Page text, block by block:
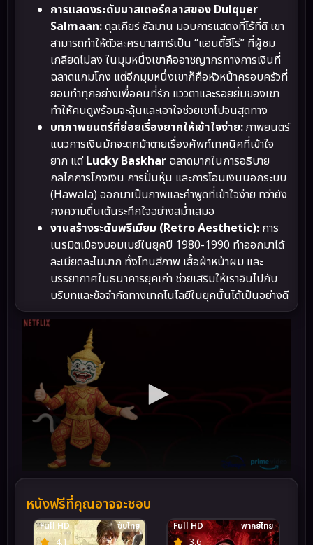
การแสดงระดับมาสเตอร์คลาสของ Dulquer
Salmaan:ดุลเคียร์ ซัลมาน มอบการแสดงที่ไร้ที่ติ เขา
สามารถทำให้ตัวละครบาสการ์เป็น “แอนตี้ฮีโร่” ที่ผู้ชม
เกลียดไม่ลง ในมุมหนึ่งเขาคืออาชญากรทางการเงินที่
ฉลาดแกมโกง แต่อีกมุมหนึ่งเขาก็คือหัวหน้าครอบครัวที่
ยอมทำทุกอย่างเพื่อคนที่รัก แววตาและรอยยิ้มของเขา
ทำให้คนดูพร้อมจะลุ้นและเอาใจช่วยเขาไปจนสุดทาง
บทภาพยนตร์ที่ย่อยเรื่องยากให้เข้าใจง่าย:ภาพยนตร์
แนวการเงินมักจะตกม้าตายเรื่องศัพท์เทคนิคที่เข้าใจ
ยาก แต่Lucky Baskhar ฉลาดมากในการอธิบาย
กลไกการโกงเงิน การปั่นหุ้น และการโอนเงินนอกระบบ
(Hawala) ออกมาเป็นภาพและคำพูดที่เข้าใจง่าย ทว่ายัง
คงความตื่นเต้นระทึกใจอย่างสม่ำเสมอ
งานสร้างระดับพรีเมียม (Retro Aesthetic): การ
เนรมิตเมืองบอมเบย์ในยุคปี 1980-1990 ทำออกมาได้
ละเมียดละไมมาก ทั้งโทนสีภาพ เสื้อผ้าหน้าผม และ
บรรยากาศในธนาคารยุคเก่า ช่วยเสริมให้เราอินไปกับ
บริบทและข้อจำกัดทางเทคโนโลยีในยุคนั้นได้เป็นอย่างดี
หนังฟรีที่คุณอาจจะชอบ
4.1
Full HD
ซับไทย
3.6
Full HD พากย์ไทย